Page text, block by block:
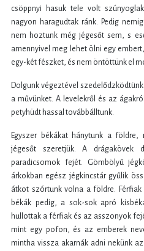
csöppnyi hasuk tele volt
nagyon haragudtak ránk. Pedig
nem hoztunk még jégesőt sem, s
amennyivel meg lehet ölni egy
egy-két fészket, és nem öntöttünk el
Dolgunk végeztével
a művünket. A levelekről és az
petyhüdt hassal továbbálltunk.
Egyszer békákat hánytunk a
jégesőt szeretjük. A
paradicsomok fejét. Gömbölyű
árkokban egész jégkincstár gyűlik
átkot szórtunk volna a földre.
békák pedig, a sok-sok apró
hullottak a férfiak és az asszonyok
mint egy pofon, és az emberek
mintha vissza akarnák adni nekünk